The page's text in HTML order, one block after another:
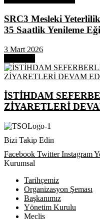
SRC3 Mesleki
35 Saatlik Yenileme
3 Mart 2026
İSTİHDAM
ZİYARETLERİ
Bizi Takip Edin
Facebook Twitter Instagram
Kurumsal
Tarihçemiz
Organizasyon Şeması
Başkanımız
Yönetim Kurulu
Meclis